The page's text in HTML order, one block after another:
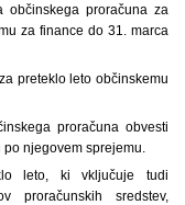
občinskega proračuna za
za finance do 31. marca
preteklo leto občinskemu
proračuna obvesti
po njegovem sprejemu.
leto, ki vključuje tudi
proračunskih sredstev,